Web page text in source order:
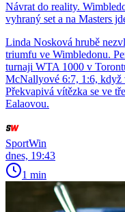
Návrat do reality.
vyhraný set a na Masters
Linda Nosková hrubě
triumfu ve Wimbledonu.
turnaji WTA 1000 v
McNallyové 6:7, 1:6, když
Překvapivá vítězka se ve
Ealaovou.
SportWin
dnes, 19:43
1 min